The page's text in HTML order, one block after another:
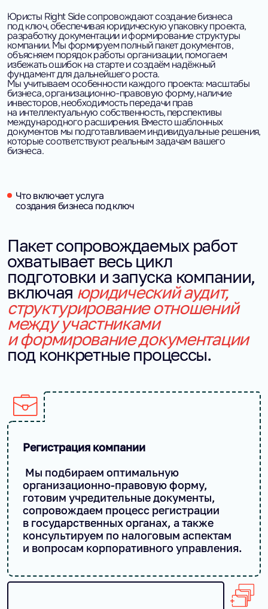
Юристы Right Side сопровождают создание бизнеса
под ключ, обеспечивая юридическую упаковку проекта,
разработку документации и формирование структуры
компании. Мы формируем полный пакет документов,
объясняем порядок работы организации, помогаем
избежать ошибок на старте и создаём надёжный
фундамент для дальнейшего роста.
Мы учитываем особенности каждого проекта: масштабы
бизнеса, организационно-правовую форму, наличие
инвесторов, необходимость передачи прав
на интеллектуальную собственность, перспективы
международного расширения. Вместо шаблонных
документов мы подготавливаем индивидуальные решения,
которые соответствуют реальным задачам вашего
бизнеса.
Что включает услуга
создания бизнеса под ключ
Пакет сопровождаемых работ
охватывает весь цикл
подготовки и запуска компании,
включая юридический аудит,
структурирование отношений
между участниками
и формирование документации
под конкретные процессы.
Регистрация компании
Мы подбираем оптимальную
организационно-правовую форму,
готовим учредительные документы,
сопровождаем процесс регистрации
в государственных органах, а также
консультируем по налоговым аспектам
и вопросам корпоративного управления.